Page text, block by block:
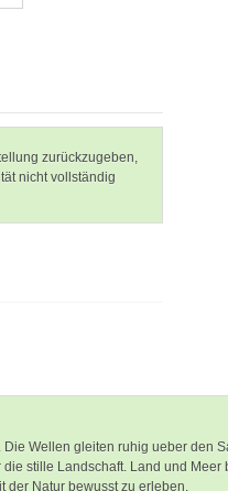
zurückzugeben,
nicht vollständig
Wellen gleiten ruhig ueber den
stille Landschaft. Land und
der Natur bewusst zu erleben.